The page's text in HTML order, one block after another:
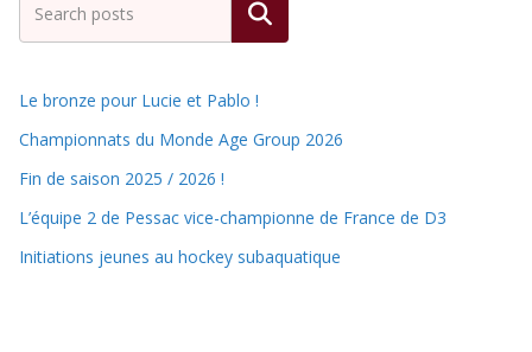
Rechercher
Le bronze pour Lucie et Pablo !
Championnats du Monde Age Group 2026
Fin de saison 2025 / 2026 !
L’équipe 2 de Pessac vice-championne de France de D3
Initiations jeunes au hockey subaquatique